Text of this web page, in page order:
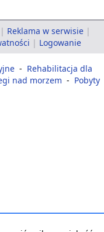
| Reklama w serwisie |
| Logowanie
- Rehabilitacja dla
nad morzem - Pobyty